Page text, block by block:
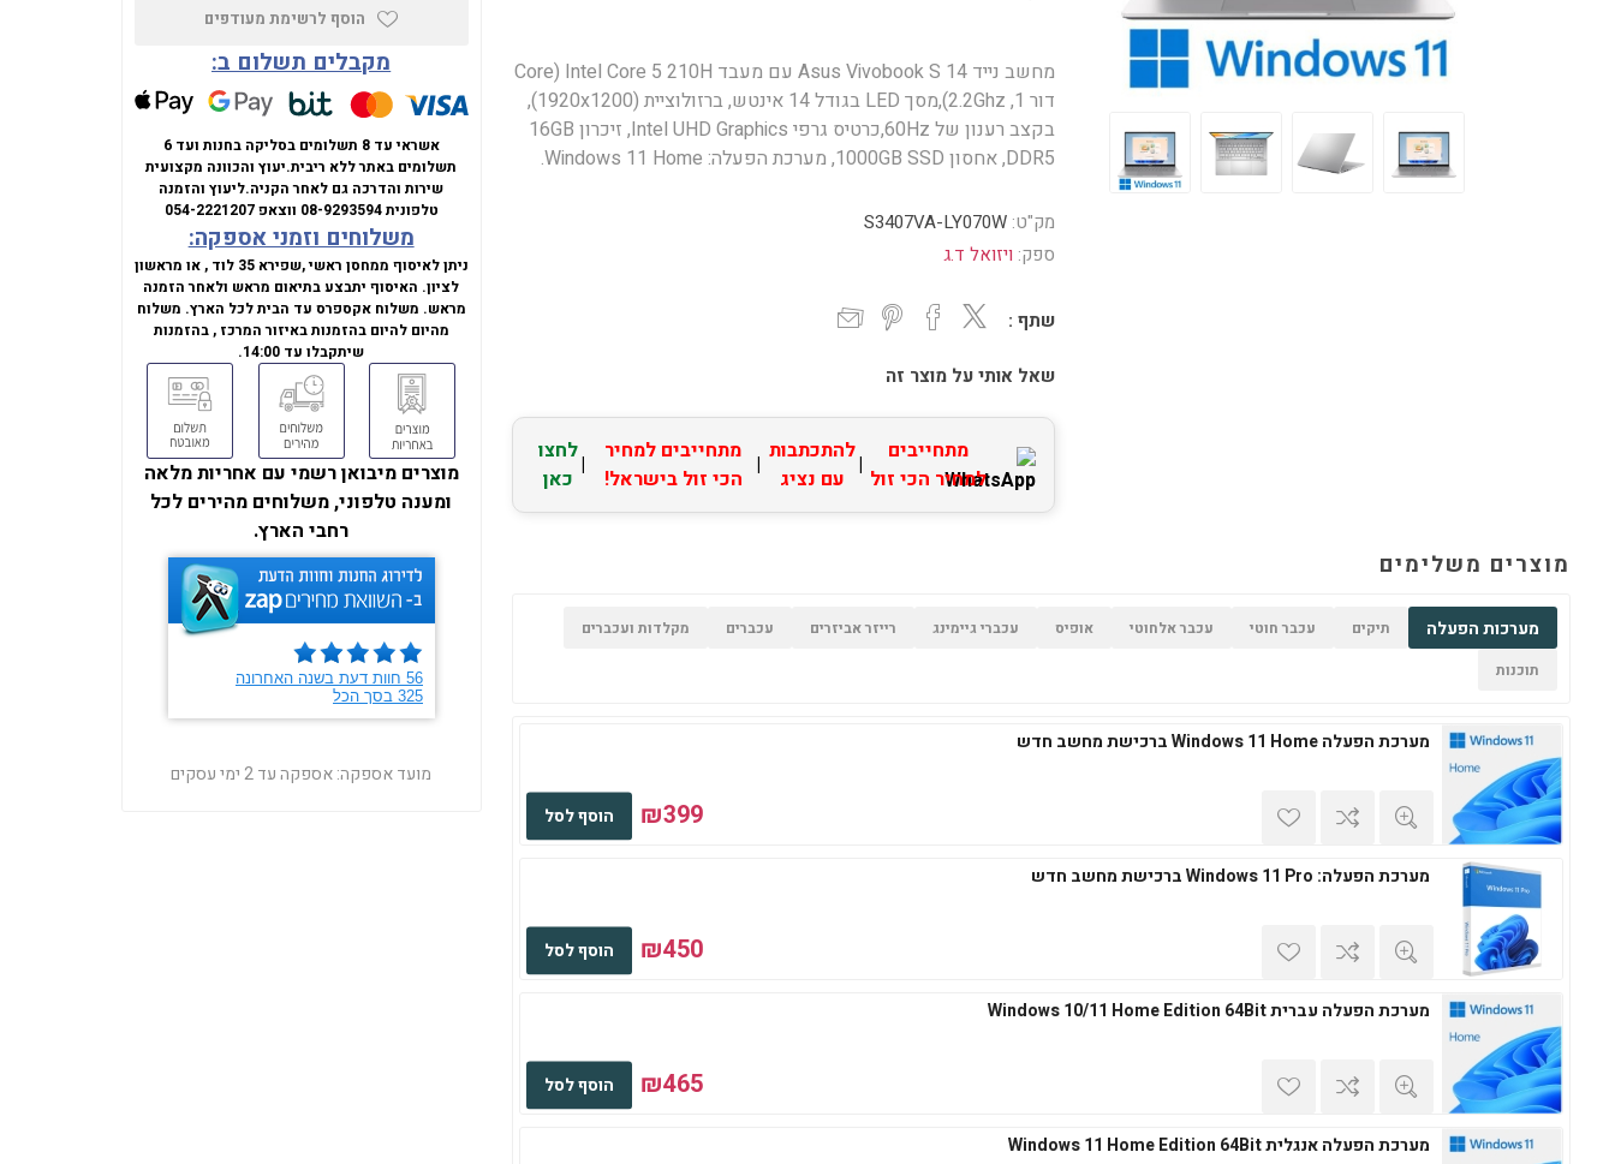
מחשב נייד Asus Vivobook S 14 עם מעבד Intel Core 5 210H (Core
דור 1, 2.2Ghz),מסך LED בגודל 14 אינטש, ברזולוציית (1920x1200),
בקצב רענון של 60Hz,כרטיס גרפי Intel UHD Graphics, זיכרון 16GB
DDR5, אחסון 1000GB SSD, מערכת הפעלה: Windows 11 Home.
מק"ט: S3407VA-LY070W
ספק: ויזואל ד.ג
שתף :
שאל אותי על מוצר זה
מתחייבים
למחיר הכי זול |להתכתבות
עם נציג
| מתחייבים למחיר
הכי זול בישראל!
|לחצו
כאן
מוצרים משלימים
מערכות הפעלה תיקים עכבר חוטי עכבר אלחוטי אופיס עכברי גיימינג רייזר אביזרים עכברים
מקלדות ועכברים
תוכנות
מערכת הפעלה Windows 11 Home ברכישת מחשב חדש
₪399 הוסף לסל
מערכת הפעלה: Windows 11 Pro ברכישת מחשב חדש
₪450 הוסף לסל
מערכת הפעלה עברית Windows 10/11 Home Edition 64Bit
₪465 הוסף לסל
מערכת הפעלה אנגלית Windows 11 Home Edition 64Bit
הוסף לרשימת מעודפים
מקבלים תשלום ב:
אשראי עד 8 תשלומים בסליקה בחנות ועד 6
תשלומים באתר ללא ריבית.יעוץ והכוונה מקצועית
שירות והדרכה גם לאחר הקניה.ליעוץ והזמנה
טלפונית08-9293594 ווצאפ054-2221207
משלוחים וזמני אספקה:
ניתן לאיסוף ממחסן ראשי ,שפירא 35 לוד , או מראשון
לציון. האיסוף יתבצע בתיאום מראש ולאחר הזמנה
מראש. משלוח אקספרס עד הבית לכל הארץ. משלוח
מהיום להיום בהזמנות באיזור המרכז , בהזמנות
שיתקבלו עד 14:00.
מוצרים מיבואן רשמי עם אחריות מלאה
ומענה טלפוני, משלוחים מהירים לכל
רחבי הארץ.
מועד אספקה:אספקה עד 2 ימי עסקים